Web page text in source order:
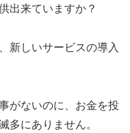
出来ていますか？
新しいサービスの導入
がないのに、お金を投
多にありません。